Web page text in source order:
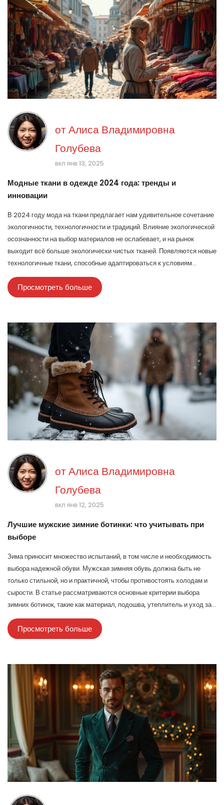
отАлиса Владимировна
Голубева
вкл янв 13, 2025
Модные ткани в одежде 2024 года: тренды и
инновации
В 2024 году мода на ткани предлагает нам удивительное сочетание
экологичности, технологичности и традиций. Влияние экологической
осознанности на выбор материалов не ослабевает, и на рынок
выходит всё больше экологически чистых тканей. Появляются новые
технологичные ткани, способные адаптироваться к условиям
окружающей среды. Также в центре внимания оказываются
естественные материалы с нетривиальными решениями в декоре.
Просмотреть больше
отАлиса Владимировна
Голубева
вкл янв 12, 2025
Лучшие мужские зимние ботинки: что учитывать при
выборе
Зима приносит множество испытаний, в том числе и необходимость
выбора надежной обуви. Мужская зимняя обувь должна быть не
только стильной, но и практичной, чтобы противостоять холодам и
сырости. В статье рассматриваются основные критерии выбора
зимних ботинок, такие как материал, подошва, утеплитель и уход за
обувью, чтобы обеспечить тепло и комфорт в зимнее время. Также
будут даны советы по выбору стиля и сравнению разных моделей.
Узнав больше о каждом из этих аспектов, вы сможете сделать
зимы.
Просмотреть больше